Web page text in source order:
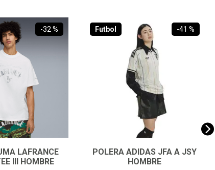
-32 %
LAFRANCE
III HOMBRE
-41 %
Futbol
POLERA ADIDAS JFA A JSY
HOMBRE